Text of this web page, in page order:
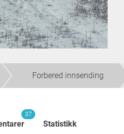
Forbered innsending
37
Statistikk